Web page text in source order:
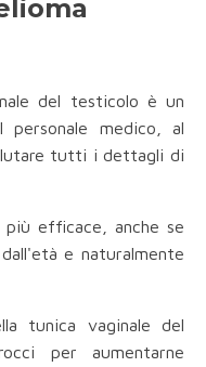
del testicolo è un
personale medico, al
tutti i dettagli di
efficace, anche se
e naturalmente
tunica vaginale del
per aumentarne